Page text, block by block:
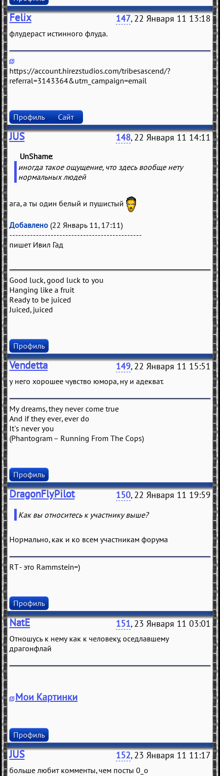
Felix 147, 22 Января 11 13:18
флудeрaст истинного флудa.
https://account.hirezstudios.com/tribesascend/?
referral=3143364&utm_campaign=email
Профиль Сайт
JUS 148, 22 Января 11 14:11
UnShame
иногда такое ощущение, что здесь вообще нету
нормальных людей
ага, а ты один белый и пушистый
Добавлено (22 Январь 11, 17:11)
---------------------------------------------
пишет Ивил Гад
Good luck, good luck to you
Hanging like a fruit
Ready to be juiced
Juiced, juiced
Профиль
Vendetta 149, 22 Января 11 15:51
у него хорошее чувство юмора, ну и адекват.
My dreams, they never come true
And if they ever, ever do
It's never you
(Phantogram – Running From The Cops)
Профиль
DragonFlyPilot 150, 22 Января 11 19:59
Как вы относитесь к участнику выше?
Нормально, как и ко всем участникам форума
RT - это Rammstein=)
Профиль
NatE 151, 23 Января 11 03:01
Отношусь к нему как к человеку, оседлавшему
драгонфлай
Мои Картинки
Профиль
JUS 152, 23 Января 11 11:17
больше любит комменты, чем посты 0_о